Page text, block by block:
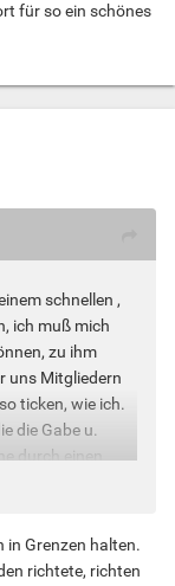
für so ein schönes
schnellen ,
ich muß mich
zu ihm
uns Mitgliedern
ticken, wie ich.
die Gabe u.
durch einen
Wort für so ein
in Grenzen halten.
richtete, richten